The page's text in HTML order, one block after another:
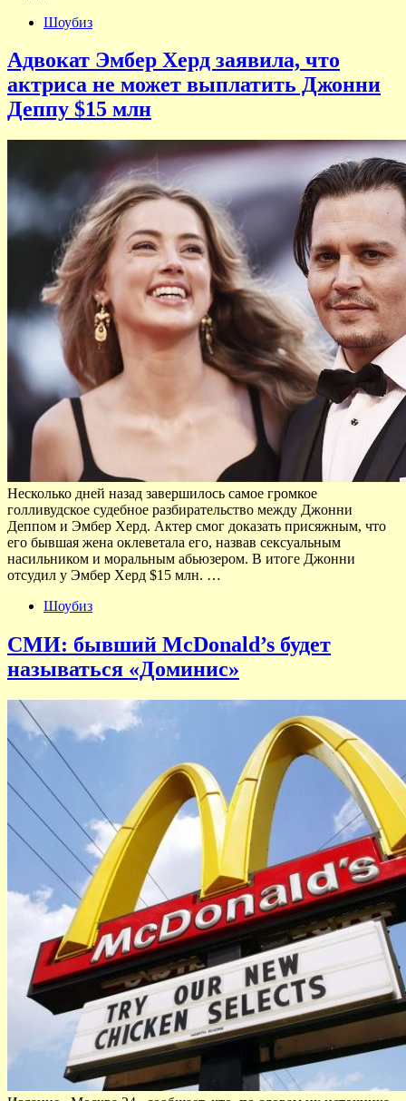
Шоубиз
Адвокат Эмбер Херд заявила, что
актриса не может выплатить Джонни
Деппу $15 млн
Несколько дней назад завершилось самое громкое
голливудское судебное разбирательство между Джонни
Деппом и Эмбер Херд. Актер смог доказать присяжным, что
его бывшая жена оклеветала его, назвав сексуальным
насильником и моральным абьюзером. В итоге Джонни
отсудил у Эмбер Херд $15 млн. …
Шоубиз
СМИ: бывший McDonald’s будет
называться «Доминис»